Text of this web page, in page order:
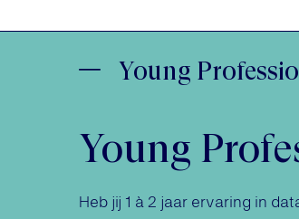
Young
Young
Heb jij 1 à 2 jaar ervaring in